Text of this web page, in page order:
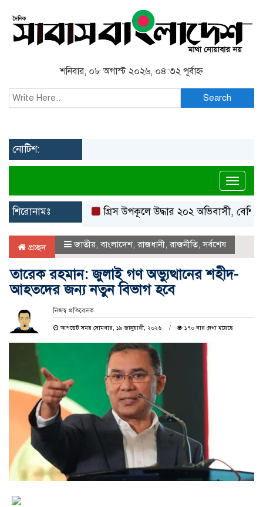
শনিবার, ০৮ অগাস্ট ২০২৬, ০৪:৩২ পূর্বাহ্ন
Search
নোটিশ:
শিরোনামঃ গ্রিস উপকূলে উদ্ধার ২০২ অভিবাসী, বেশিরভাগই
প্রচ্ছদ জাতীয়,বাংলাদেশ, রাজধানী, রাজনীতি,সর্বশেষ
তারেক রহমান: জুলাই গণ অভ্যুত্থানের শহীদ-
আহতদের জন্য নতুন বিভাগ হবে
নিজস্ব প্রতিবেদক
আপডেট সময় সোমবার, ১৯ জানুয়ারী, ২০২৬ ১৭০ বার দেখা হয়েছে